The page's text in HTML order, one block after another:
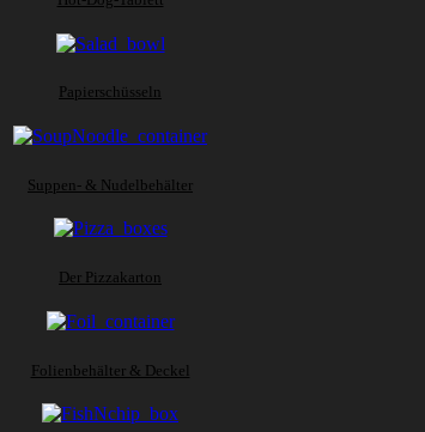
Papierschüsseln
Suppen- & Nudelbehälter
Der Pizzakarton
Folienbehälter & Deckel